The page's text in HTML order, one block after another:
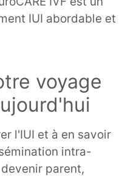
IUI abordable et
voyage
l'IUI et à en savoir
intra-
parent,